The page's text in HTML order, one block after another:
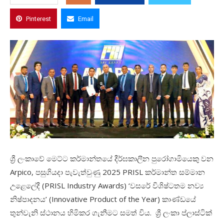
Pinterest Email
ශ්‍රී ලංකාවේ මෙට්ට කර්මාන්තයේ දීර්ඝකාලීන පුරෝගාමියෙකු වන
Arpico, පසුගියදා පැවැත්වුණු 2025 PRISL කර්මාන්ත සම්මාන
උළෙලේදී (PRISL Industry Awards) ‘වසරේ විශිෂ්ටතම නව්‍ය
නිෂ්පාදනය’ (Innovative Product of the Year) කාණ්ඩයේ
තුන්වැනි ස්ථානය හිමිකර ගැනීමට සමත් විය. ශ්‍රී ලංකා ප්ලාස්ටික්